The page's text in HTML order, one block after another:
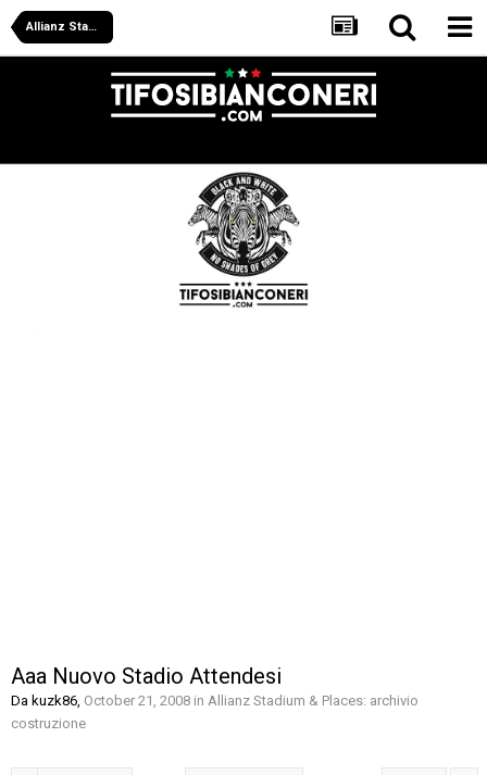
Allianz Stadium & Places: archivio costruzione
Aaa Nuovo Stadio Attendesi
Da kuzk86, October 21, 2008 in Allianz Stadium & Places: archivio
costruzione